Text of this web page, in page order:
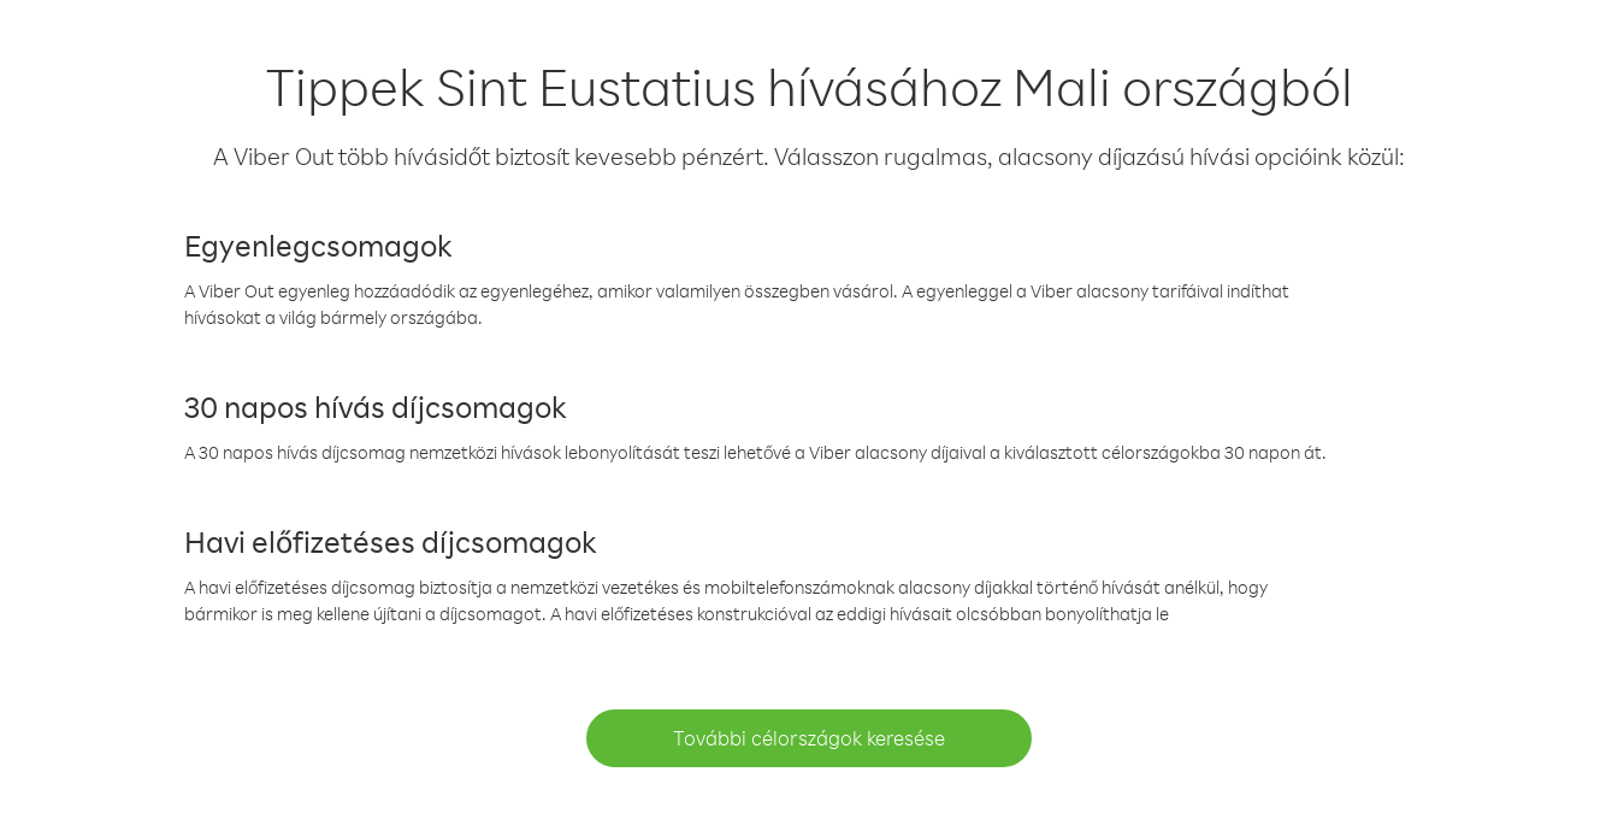
Tippek Sint Eustatius hívásához Mali országból
A Viber Out több hívásidőt biztosít kevesebb pénzért. Válasszon rugalmas, alacsony díjazású hívási opcióink közül:
Egyenlegcsomagok
A Viber Out egyenleg hozzáadódik az egyenlegéhez, amikor valamilyen összegben vásárol. A egyenleggel a Viber alacsony tarifáival indíthat
hívásokat a világ bármely országába.
30 napos hívás díjcsomagok
A 30 napos hívás díjcsomag nemzetközi hívások lebonyolítását teszi lehetővé a Viber alacsony díjaival a kiválasztott célországokba 30 napon át.
Havi előfizetéses díjcsomagok
A havi előfizetéses díjcsomag biztosítja a nemzetközi vezetékes és mobiltelefonszámoknak alacsony díjakkal történő hívását anélkül, hogy
bármikor is meg kellene újítani a díjcsomagot. A havi előfizetéses konstrukcióval az eddigi hívásait olcsóbban bonyolíthatja le
További célországok keresése